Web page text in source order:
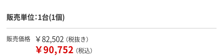
販売単位：1台(1個)
販売価格 ￥82,502 （税抜き）
￥90,752 （税込）